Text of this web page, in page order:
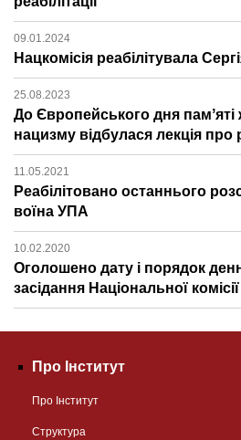
09.01.2024
Нацкомісія реабілітувала
25.08.2023
До Європейського дня памʼяті
нацизму відбулася лекція про
11.05.2021
Реабілітовано останнього
воїна УПА
10.02.2020
Оголошено дату і порядок
засідання Національної комісії
Про Інститут
Про Інститут
Структура